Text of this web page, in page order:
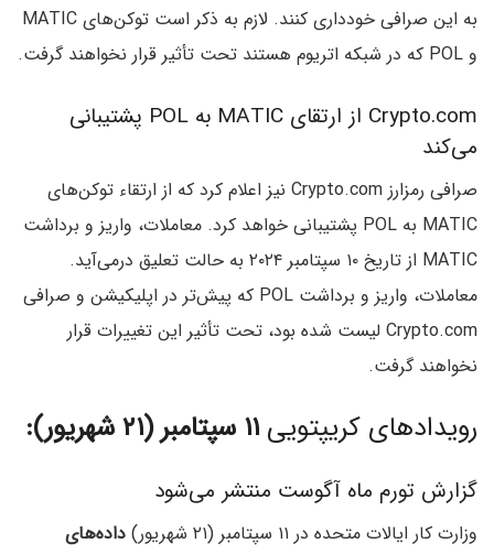
به این صرافی خودداری کنند. لازم به ذکر است توکن‌های MATIC
و POL که در شبکه اتریوم هستند تحت تأثیر قرار نخواهند گرفت.
Crypto.com از ارتقای MATIC به POL پشتیبانی
می‌کند
صرافی رمزارز Crypto.com نیز اعلام کرد که از ارتقاء توکن‌های
MATIC به POL پشتیبانی خواهد کرد. معاملات، واریز و برداشت
MATIC از تاریخ ۱۰ سپتامبر ۲۰۲۴ به حالت تعلیق درمی‌آید.
معاملات، واریز و برداشت POL که پیش‌تر در اپلیکیشن و صرافی
Crypto.com لیست شده بود، تحت تأثیر این تغییرات قرار
نخواهند گرفت.
رویدادهای کریپتویی ۱۱ سپتامبر (۲۱ شهریور):
گزارش تورم ماه آگوست منتشر می‌شود
وزارت کار ایالات متحده در ۱۱ سپتامبر (۲۱ شهریور)
داده‌های